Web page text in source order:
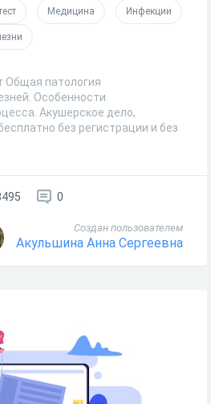
Медицина Инфекции
Общая патология
Особенности
Акушерское дело,
без регистрации и без
0
Создан пользователем
Акульшина Анна Сергеевна